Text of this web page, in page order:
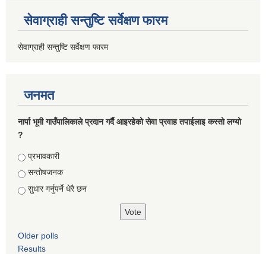
सेवाग्राही सन्तुष्टि सर्वेक्षण फारम
सेवाग्राही सन्तुष्टि सर्वेक्षण फारम
जनमत
नार्पा भूमी गाउँपालिकाले प्रदान गर्दै आइरहेको सेवा प्रवाह तपाईलाइ कस्तो लग्यो
?
Choices
प्रभावकारी
सन्तोषजनक
सुधार गर्नुपर्ने धेरै छन
Older polls
Results